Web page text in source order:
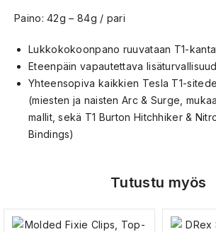
Paino: 42g – 84g / pari
Lukkokokoonpano ruuvataan T1-
Eteenpäin vapautettava
Yhteensopiva kaikkien Tesla T1-
(miesten ja naisten Arc & Surge,
mallit, sekä T1 Burton Hitchhiker &
Bindings)
Tutustu myös